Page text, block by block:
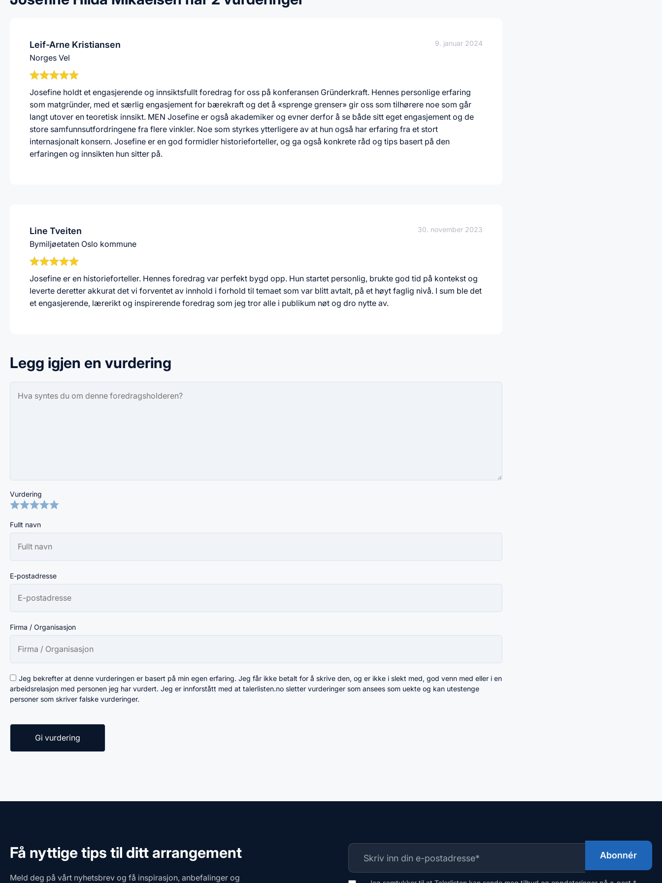
Leif-Arne Kristiansen 9. januar 2024
Norges Vel
Josefine holdt et engasjerende og innsiktsfullt foredrag for oss på konferansen Gründerkraft. Hennes personlige erfaring
som matgründer, med et særlig engasjement for bærekraft og det å «sprenge grenser» gir oss som tilhørere noe som går
langt utover en teoretisk innsikt. MEN Josefine er også akademiker og evner derfor å se både sitt eget engasjement og de
store samfunnsutfordringene fra flere vinkler. Noe som styrkes ytterligere av at hun også har erfaring fra et stort
internasjonalt konsern. Josefine er en god formidler historieforteller, og ga også konkrete råd og tips basert på den
erfaringen og innsikten hun sitter på.
Line Tveiten 30. november 2023
Bymiljøetaten Oslo kommune
Josefine er en historieforteller. Hennes foredrag var perfekt bygd opp. Hun startet personlig, brukte god tid på kontekst og
leverte deretter akkurat det vi forventet av innhold i forhold til temaet som var blitt avtalt, på et høyt faglig nivå. I sum ble det
et engasjerende, lærerikt og inspirerende foredrag som jeg tror alle i publikum nøt og dro nytte av.
Legg igjen en vurdering
Vurdering
Fullt navn
E-postadresse
Firma / Organisasjon
Jeg bekrefter at denne vurderingen er basert på min egen erfaring. Jeg får ikke betalt for å skrive den, og er ikke i slekt med, god venn med eller i en
arbeidsrelasjon med personen jeg har vurdert. Jeg er innforstått med at talerlisten.no sletter vurderinger som ansees som uekte og kan utestenge
personer som skriver falske vurderinger.
Få nyttige tips til ditt arrangement
Meld deg på vårt nyhetsbrev og få inspirasjon, anbefalinger og